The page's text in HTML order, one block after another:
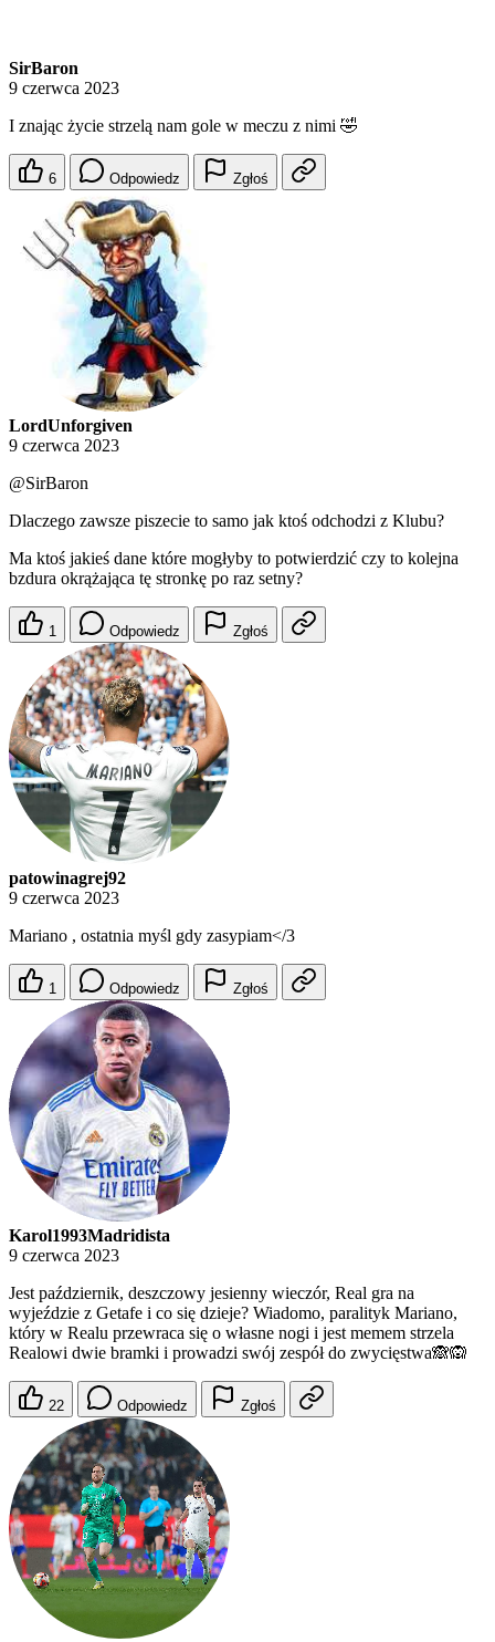
SirBaron
9 czerwca 2023
I znając życie strzelą nam gole w meczu z nimi 🤣
6 Odpowiedz Zgłoś
LordUnforgiven
9 czerwca 2023
@SirBaron
Dlaczego zawsze piszecie to samo jak ktoś odchodzi z Klubu?
Ma ktoś jakieś dane które mogłyby to potwierdzić czy to kolejna
bzdura okrążająca tę stronkę po raz setny?
1 Odpowiedz Zgłoś
patowinagrej92
9 czerwca 2023
Mariano , ostatnia myśl gdy zasypiam</3
1 Odpowiedz Zgłoś
Karol1993Madridista
9 czerwca 2023
Jest październik, deszczowy jesienny wieczór, Real gra na
wyjeździe z Getafe i co się dzieje? Wiadomo, paralityk Mariano,
który w Realu przewraca się o własne nogi i jest memem strzela
Realowi dwie bramki i prowadzi swój zespół do zwycięstwa🙈🙉
22 Odpowiedz Zgłoś